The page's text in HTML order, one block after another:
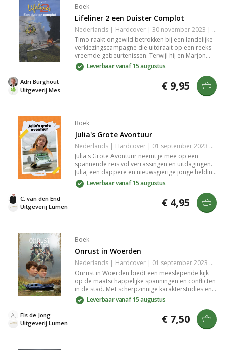
Boek
Lifeliner 2 een Duister Complot
Nederlands | Hardcover | 30 november 2023 | 168 pagina's | 9789059524316
Timo raakt ongewild betrokken bij een landelijke
verkiezingscampagne die uitdraait op een reeks
vreemde gebeurtenissen. Terwijl hij en Marjon
een nieuw kindje verwachten, wordt Timo
meegesleept in een spannend avontuur met een
verrassingselementen houden je op het puntje
Leverbaar vanaf 15 augustus
Uitgeverij Mes
Adri Burghout € 9,95
Boek
Julia's Grote Avontuur
Nederlands | Hardcover | 01 september 2023 | 96 pagina's | 9789463351355
Julia's Grote Avontuur neemt je mee op een
spannende reis vol verrassingen en uitdagingen.
Julia, een dappere en nieuwsgierige jonge heldin,
gaat op zoek naar verloren schatten en leert
waardevolle lessen over vriendschap en moed.
Dit meeslepende verhaal boeit lezers van alle
leeftijden en laat je verlangen naar meer
avonturen van Julia. Perfect voor liefhebbers van
Leverbaar vanaf 15 augustus
Uitgeverij Lumen
C. van den End € 4,95
Boek
Onrust in Woerden
Nederlands | Hardcover | 01 september 2023 | 104 pagina's | 9789463351348
Onrust in Woerden biedt een meeslepende kijk
op de maatschappelijke spanningen en conflicten
in de stad. Met scherpzinnige karakterstudies en
een intrigerend plot laat deze roman de lezer de
complexiteit van menselijke relaties en de impact
van dorpspolitiek ervaren. Een krachtige reflectie
op de dynamiek van een hechte gemeenschap.
Leverbaar vanaf 15 augustus
Uitgeverij Lumen
Els de Jong € 7,50